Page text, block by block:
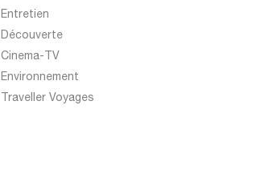
Entretien
Découverte
Cinema-TV
Environnement
Traveller Voyages